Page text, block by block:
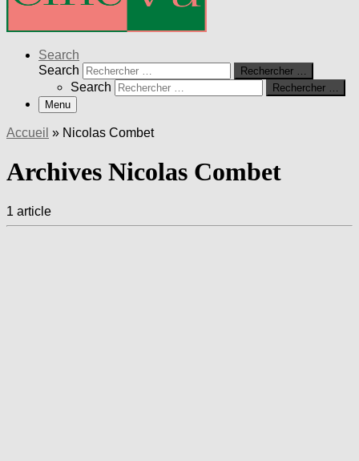
Search
Search
Rechercher …
Search
Rechercher …
Menu
Accueil » Nicolas Combet
Archives Nicolas Combet
1 article